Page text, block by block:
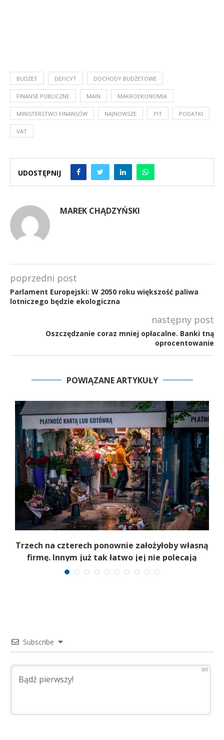
BUDŻET DEFICYT DOCHODY BUDŻETOWE
FINANSE PUBLICZNE MAIN MAKROEKONOMIA
MINISTERSTWO FINANSÓW NAJNOWSZE PIT PODATKI
VAT
UDOSTĘPNIJ
MAREK CHĄDZYŃSKI
poprzedni post
Parlament Europejski: W 2050 roku większość paliwa
lotniczego będzie ekologiczna
następny post
Oszczędzanie coraz mniej opłacalne. Banki tną
oprocentowanie
POWIĄZANE ARTYKUŁY
Trzech na czterech ponownie założyłoby własną
firmę. Innym już tak łatwo jej nie polecają
Subscribe
500